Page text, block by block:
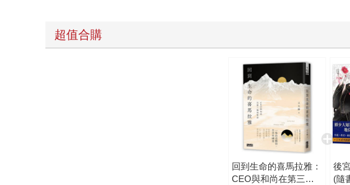
超值合購
回到生命的喜馬拉雅：
CEO與和尚在第三極
後
(隨